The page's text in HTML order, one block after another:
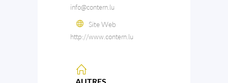
info@contern.lu
Site Web
http://www.contern.lu